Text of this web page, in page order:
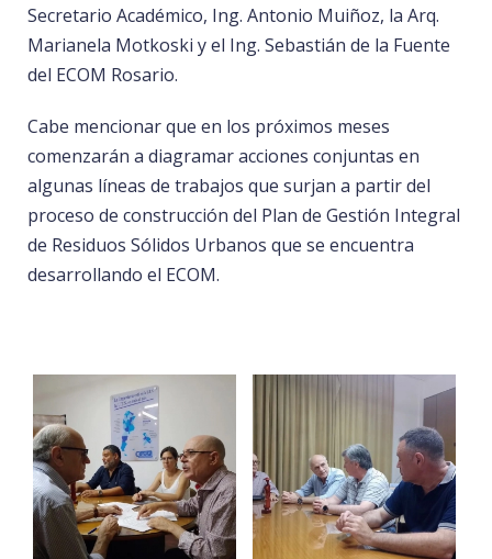
Secretario Académico, Ing. Antonio Muiñoz, la Arq.
Marianela Motkoski y el Ing. Sebastián de la Fuente
del ECOM Rosario.
Cabe mencionar que en los próximos meses
comenzarán a diagramar acciones conjuntas en
algunas líneas de trabajos que surjan a partir del
proceso de construcción del Plan de Gestión Integral
de Residuos Sólidos Urbanos que se encuentra
desarrollando el ECOM.